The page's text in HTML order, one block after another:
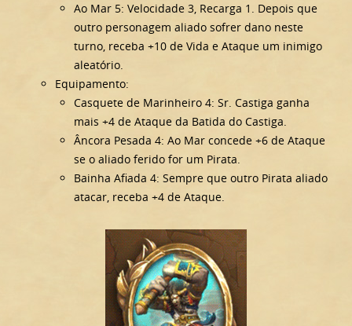
Ao Mar 5: Velocidade 3, Recarga 1. Depois que
outro personagem aliado sofrer dano neste
turno, receba +10 de Vida e Ataque um inimigo
aleatório.
Equipamento:
Casquete de Marinheiro 4: Sr. Castiga ganha
mais +4 de Ataque da Batida do Castiga.
Âncora Pesada 4: Ao Mar concede +6 de Ataque
se o aliado ferido for um Pirata.
Bainha Afiada 4: Sempre que outro Pirata aliado
atacar, receba +4 de Ataque.